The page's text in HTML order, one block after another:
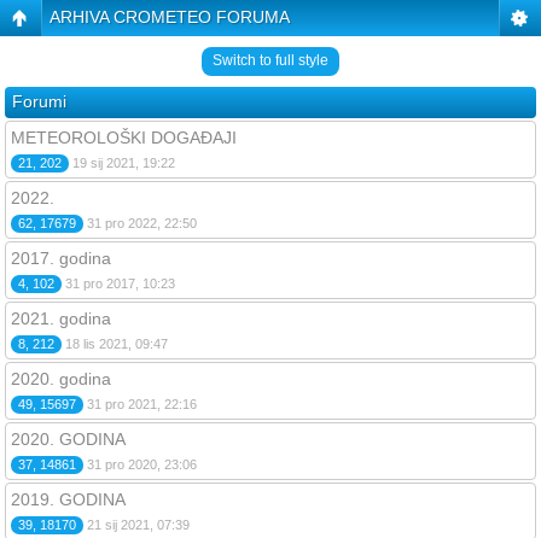
ARHIVA CROMETEO FORUMA
Switch to full style
Forumi
METEOROLOŠKI DOGAĐAJI
21, 202 19 sij 2021, 19:22
2022.
62, 17679 31 pro 2022, 22:50
2017. godina
4, 102 31 pro 2017, 10:23
2021. godina
8, 212 18 lis 2021, 09:47
2020. godina
49, 15697 31 pro 2021, 22:16
2020. GODINA
37, 14861 31 pro 2020, 23:06
2019. GODINA
39, 18170 21 sij 2021, 07:39